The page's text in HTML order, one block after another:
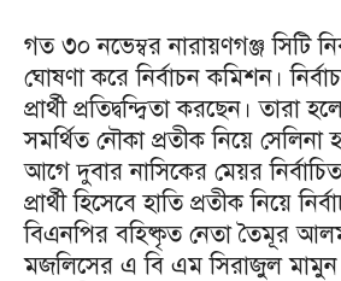
গত ৩০ নভেম্বর নারায়ণগঞ্জ সিটি
ঘোষণা করে নির্বাচন কমিশন।
প্রার্থী প্রতিদ্বন্দ্বিতা করছেন।
সমর্থিত নৌকা প্রতীক নিয়ে
আগে দুবার নাসিকের মেয়র নির্বাচিত
প্রার্থী হিসেবে হাতি প্রতীক নিয়ে
বিএনপির বহিষ্কৃত নেতা তৈমূর
মজলিসের এ বি এম সিরাজুল মামুন